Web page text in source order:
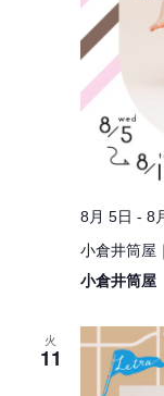
8月 5日 - 8
小倉井筒屋
小倉井筒屋
火
11